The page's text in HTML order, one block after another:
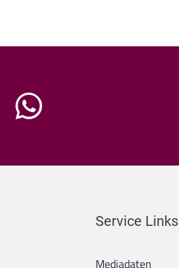
Service Links
Mediadaten